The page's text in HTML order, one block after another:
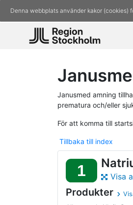
Denna webbplats använder kakor (cookies)
Janusmed amning
prematura och/eller
För att komma till
Tillbaka till index
1 Visa
Produkter